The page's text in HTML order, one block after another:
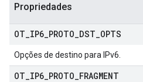
Propriedades
OT IP6 PROTO DST OPTS
Opções de destino para IPv6.
OT IP6 PROTO FRAGMENT